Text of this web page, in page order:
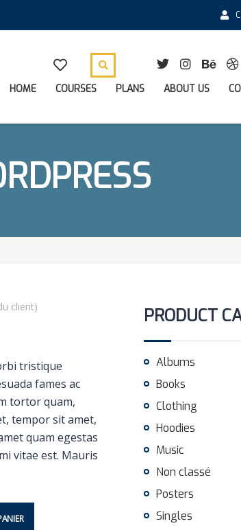
HOME COURSES PLANS ABOUT US
client)
tristique
fames ac
tortor quam,
tempor sit amet,
quam egestas
vitae est. Mauris
PRODUCT
Albums
Books
Clothing
Hoodies
Music
Non classé
Posters
Singles